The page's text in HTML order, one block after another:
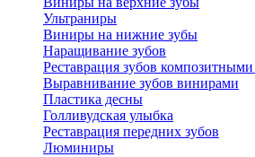
Ультраниры
Виниры на нижние зубы
Наращивание зубов
Реставрация зубов
Выравнивание зубов винирами
Пластика десны
Голливудская улыбка
Реставрация передних зубов
Люминиры